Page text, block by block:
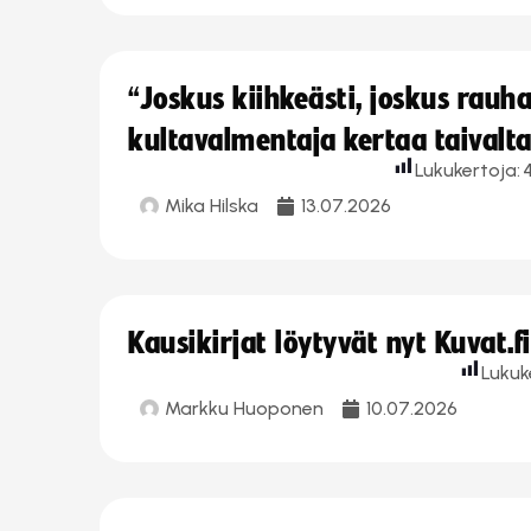
“Joskus kiihkeästi, joskus
kultavalmentaja kertaa
Mika Hilska 13.07.2026
Lukukertoja:
Kausikirjat löytyvät nyt
Markku Huoponen 10.07.2026